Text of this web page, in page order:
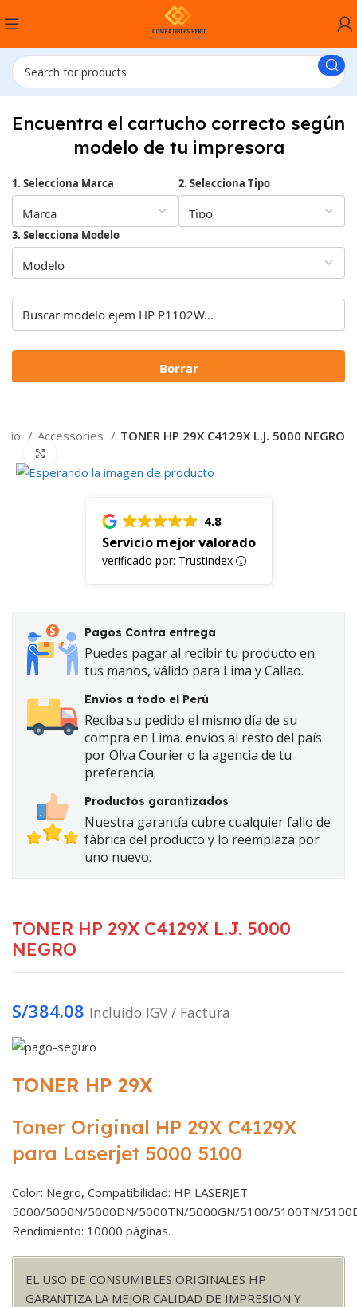
Encuentra el cartucho correcto según
modelo de tu impresora
1. Selecciona Marca 2. Selecciona Tipo
3. Selecciona Modelo
Borrar
Accessories TONER HP 29X C4129X L.J. 5000 NEGRO
4.8
Servicio mejor valorado
verificado por: Trustindex
Pagos Contra entrega
Puedes pagar al recibir tu producto en
tus manos, válido para Lima y Callao.
Envios a todo el Perú
Reciba su pedido el mismo día de su
compra en Lima. envios al resto del país
por Olva Courier o la agencia de tu
preferencia.
Productos garantizados
Nuestra garantía cubre cualquier fallo de
fábrica del producto y lo reemplaza por
uno nuevo.
TONER HP 29X C4129X L.J. 5000
NEGRO
S/384.08 Incluido IGV / Factura
TONER HP 29X
Toner Original HP 29X C4129X
para Laserjet 5000 5100
Color: Negro, Compatibilidad: HP LASERJET
5000/5000N/5000DN/5000TN/5000GN/5100/5100TN/
Rendimiento: 10000 páginas.
EL USO DE CONSUMIBLES ORIGINALES HP
GARANTIZA LA MEJOR CALIDAD DE IMPRESION Y